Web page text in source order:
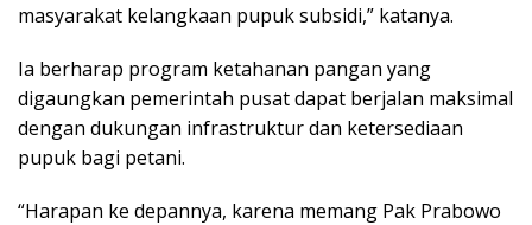
masyarakat kelangkaan pupuk subsidi,” katanya.
Ia berharap program ketahanan pangan yang
digaungkan pemerintah pusat dapat berjalan maksimal
dengan dukungan infrastruktur dan ketersediaan
pupuk bagi petani.
“Harapan ke depannya, karena memang Pak Prabowo